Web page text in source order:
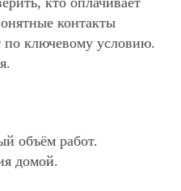
контакты
по ключевому условию.
объём работ.
домой.